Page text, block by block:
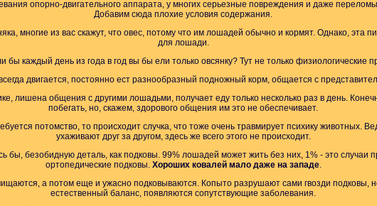
опорно-двигательного аппарата, у многих серьезные повреждения и даже
Добавим сюда плохие условия содержания.
многие из вас скажут, что овес, потому что им лошадей обычно и кормят. Однако, эта
для лошади.
бы каждый день из года в год вы бы ели только овсянку? Тут не только физиологические
двигается, постоянно ест разнообразный подножный корм, общается с
лишена общения с другими лошадьми, получает еду только несколько раз в день.
побегать, но, скажем, здорового общения им это не обеспечивает.
потомство, то происходит случка, что тоже очень травмирует психику животных.
ухаживают друг за другом, здесь же всего этого не происходит.
бы, безобидную деталь, как подковы. 99% лошадей может жить без них, 1% - это
ортопедические подковы. Хороших ковалей мало даже на западе.
а потом еще и ужасно подковываются. Копыто разрушают сами гвозди подковы,
естественный баланс, появляются сопутствующие заболевания.